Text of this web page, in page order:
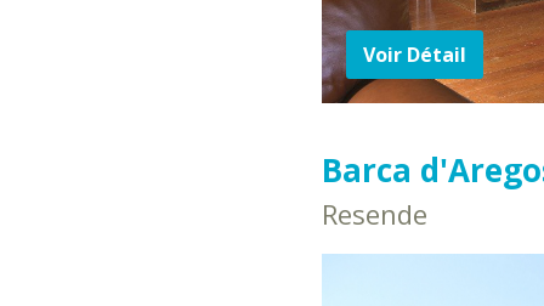
Voir Détail
Barca
Resende